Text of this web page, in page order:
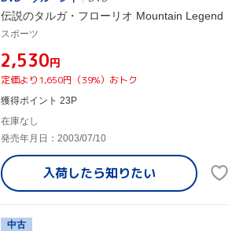
伝説のタルガ・フローリオ Mountain Legend
スポーツ
¥2,530円
定価より1,650円（39%）おトク
獲得ポイント 23P
在庫なし
発売年月日：2003/07/10
入荷したら知りたい
中古